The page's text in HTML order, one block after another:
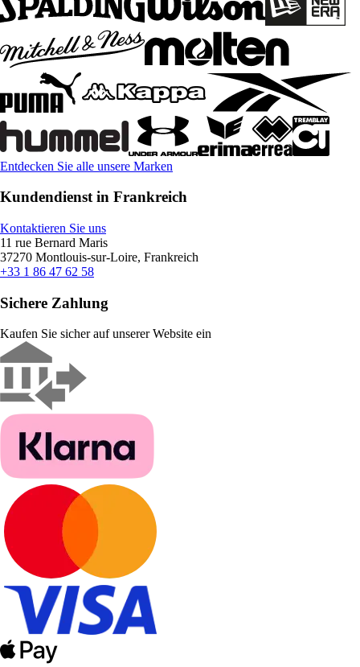
Entdecken Sie alle unsere Marken
Kundendienst in Frankreich
Kontaktieren Sie uns
11 rue Bernard Maris
37270 Montlouis-sur-Loire, Frankreich
+33 1 86 47 62 58
Sichere Zahlung
Kaufen Sie sicher auf unserer Website ein